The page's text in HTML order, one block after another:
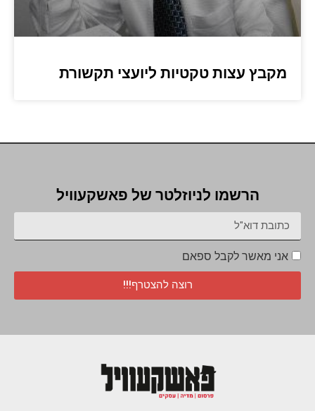
מקבץ עצות טקטיות ליועצי תקשורת
הרשמו לניוזלטר של פאשקעוויל
אני מאשר לקבל ספאם
רוצה להצטרף!!!